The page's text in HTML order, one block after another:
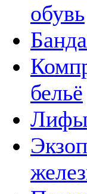
обувь
бельё